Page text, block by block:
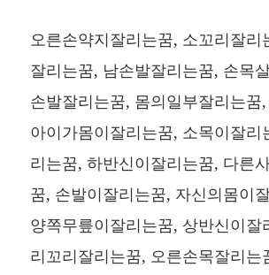
오른손약지잘리는꿈, 소꼬리잘리
잘리는꿈, 남손발잘리는꿈, 손목
손발잘리는꿈, 몸의일부잘리는꿈
아이가몸이잘리는꿈, 소목이잘리
리는꿈, 하반신이잘리는꿈, 다른
꿈, 손발이잘리는꿈, 자신의몸이
양쪽무릎이잘리는꿈, 상반신이잘
리꼬리잘리는꿈, 오른손목잘리는